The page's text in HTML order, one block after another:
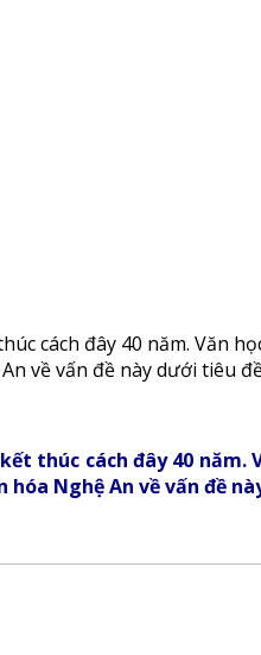
cách đây 40 năm. Văn
về vấn đề này dưới tiêu
thúc cách đây 40
Nghệ An về vấn đề